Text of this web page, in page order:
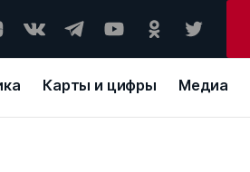
Карты и цифры Медиа